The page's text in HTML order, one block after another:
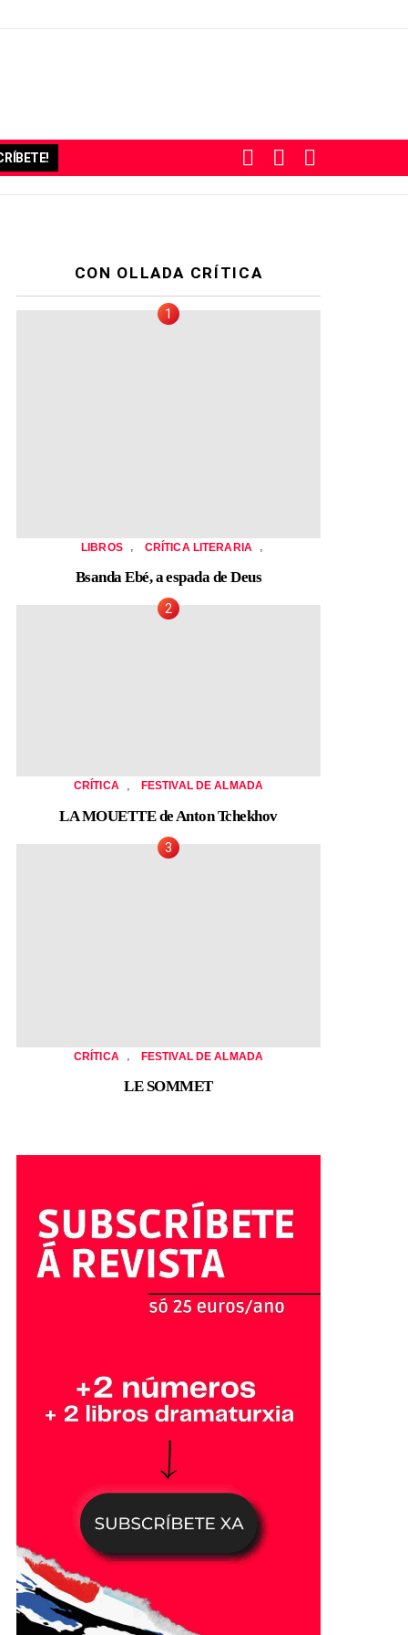
SWITCH
SKIN
BUSCAR
CON OLLADA CRÍTICA
LIBROS , CRÍTICA LITERARIA ,
Bsanda Ebé, a espada de Deus
CRÍTICA FESTIVAL DE ALMADA
LA MOUETTE de Anton Tchekhov
CRÍTICA FESTIVAL DE ALMADA
LE SOMMET